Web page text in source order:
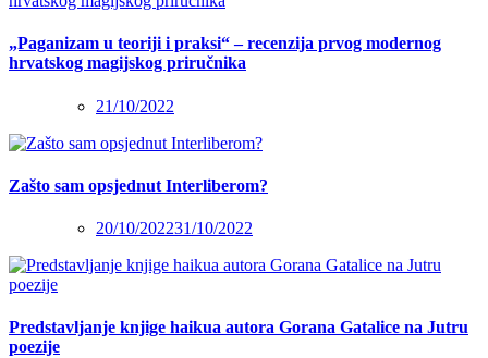
„Paganizam u teoriji i praksi“ – recenzija prvog modernog
hrvatskog magijskog priručnika
21/10/2022
Zašto sam opsjednut Interliberom?
20/10/202231/10/2022
Predstavljanje knjige haikua autora Gorana Gatalice na Jutru
poezije